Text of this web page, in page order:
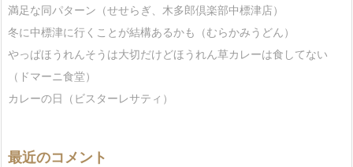
満足な同パターン（せせらぎ、木多郎倶楽部中標津店）
冬に中標津に行くことが結構あるかも（むらかみうどん）
やっぱほうれんそうは大切だけどほうれん草カレーは食してない
（ドマーニ食堂）
カレーの日（ビスターレサティ）
最近のコメント